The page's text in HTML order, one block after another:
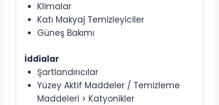
Klimalar
Katı Makyaj Temizleyiciler
Güneş Bakımı
İddialar
Şartlandırıcılar
Yüzey Aktif Maddeler / Temizleme
Maddeleri > Katyonikler